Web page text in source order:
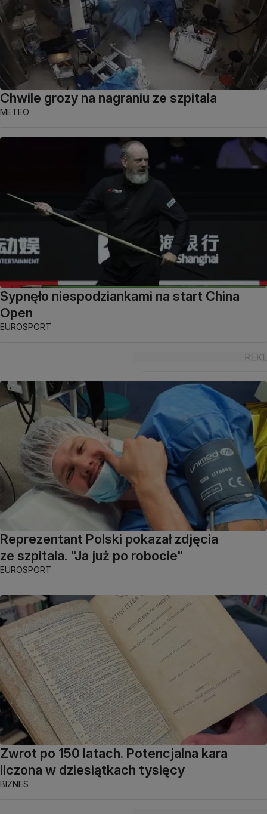
Chwile grozy na nagraniu ze szpitala
METEO
Sypnęło niespodziankami na start China
Open
EUROSPORT
Reprezentant Polski pokazał zdjęcia
ze szpitala. "Ja już po robocie"
EUROSPORT
Zwrot po 150 latach. Potencjalna kara
liczona w dziesiątkach tysięcy
BIZNES